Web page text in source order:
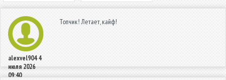
alexvel904 4
июля 2026
09:40
Топчик! Летает, кайф!